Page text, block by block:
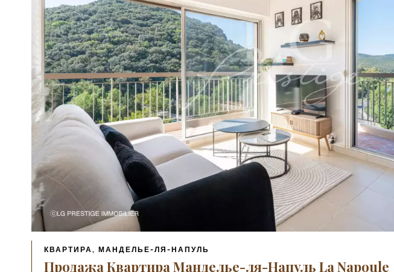
КВАРТИРА, МАНДЕЛЬЕ-ЛЯ-НАПУЛЬ
Продажа Квартира Манделье-ля-Напуль La Napoule